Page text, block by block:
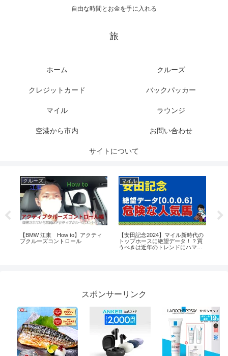
自由な時間とお金を手に入れる
旅
ホーム クルーズ
クレジットカード バックパッカー
マイル ラウンジ
空港から市内 お問い合わせ
サイトについて
クルーズ
【BMW 江東 How to】アクティ
ブクルーズコントロール
マイル
【安田記念2024】マイル新時代の
トップホースに絶望データ！？買
うべきは近年のトレンドにハマる
スポンサーリンク